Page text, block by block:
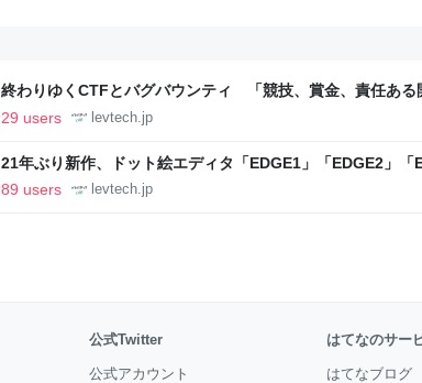
終わりゆくCTFとバグバウンティ 「競技、賞金、責任ある
ること【フォーカス】 - レバテックLAB
29 users levtech.jp
21年ぶり新作、ドット絵エディタ「EDGE1」「EDGE2」「
ついて作者に聞く【フォーカス】 - レバテックLAB
89 users levtech.jp
公式Twitter
公式アカウント
はてなのサー
はてなブログ